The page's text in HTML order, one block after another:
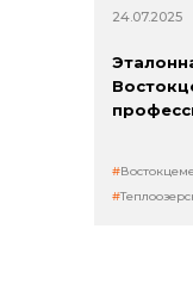
24.07.2025